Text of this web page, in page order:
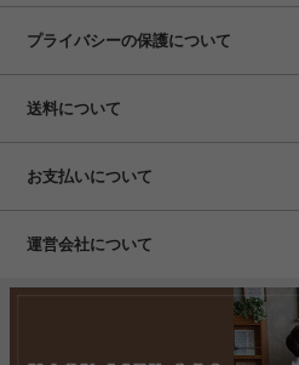
プライバシーの保護について
送料について
お支払いについて
運営会社について